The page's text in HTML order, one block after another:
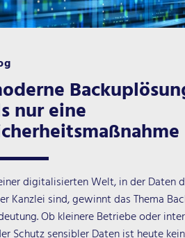
nur eine
digitalisierten Welt, in der Daten
Kanzlei sind, gewinnt das Thema
Ob kleinere Betriebe oder